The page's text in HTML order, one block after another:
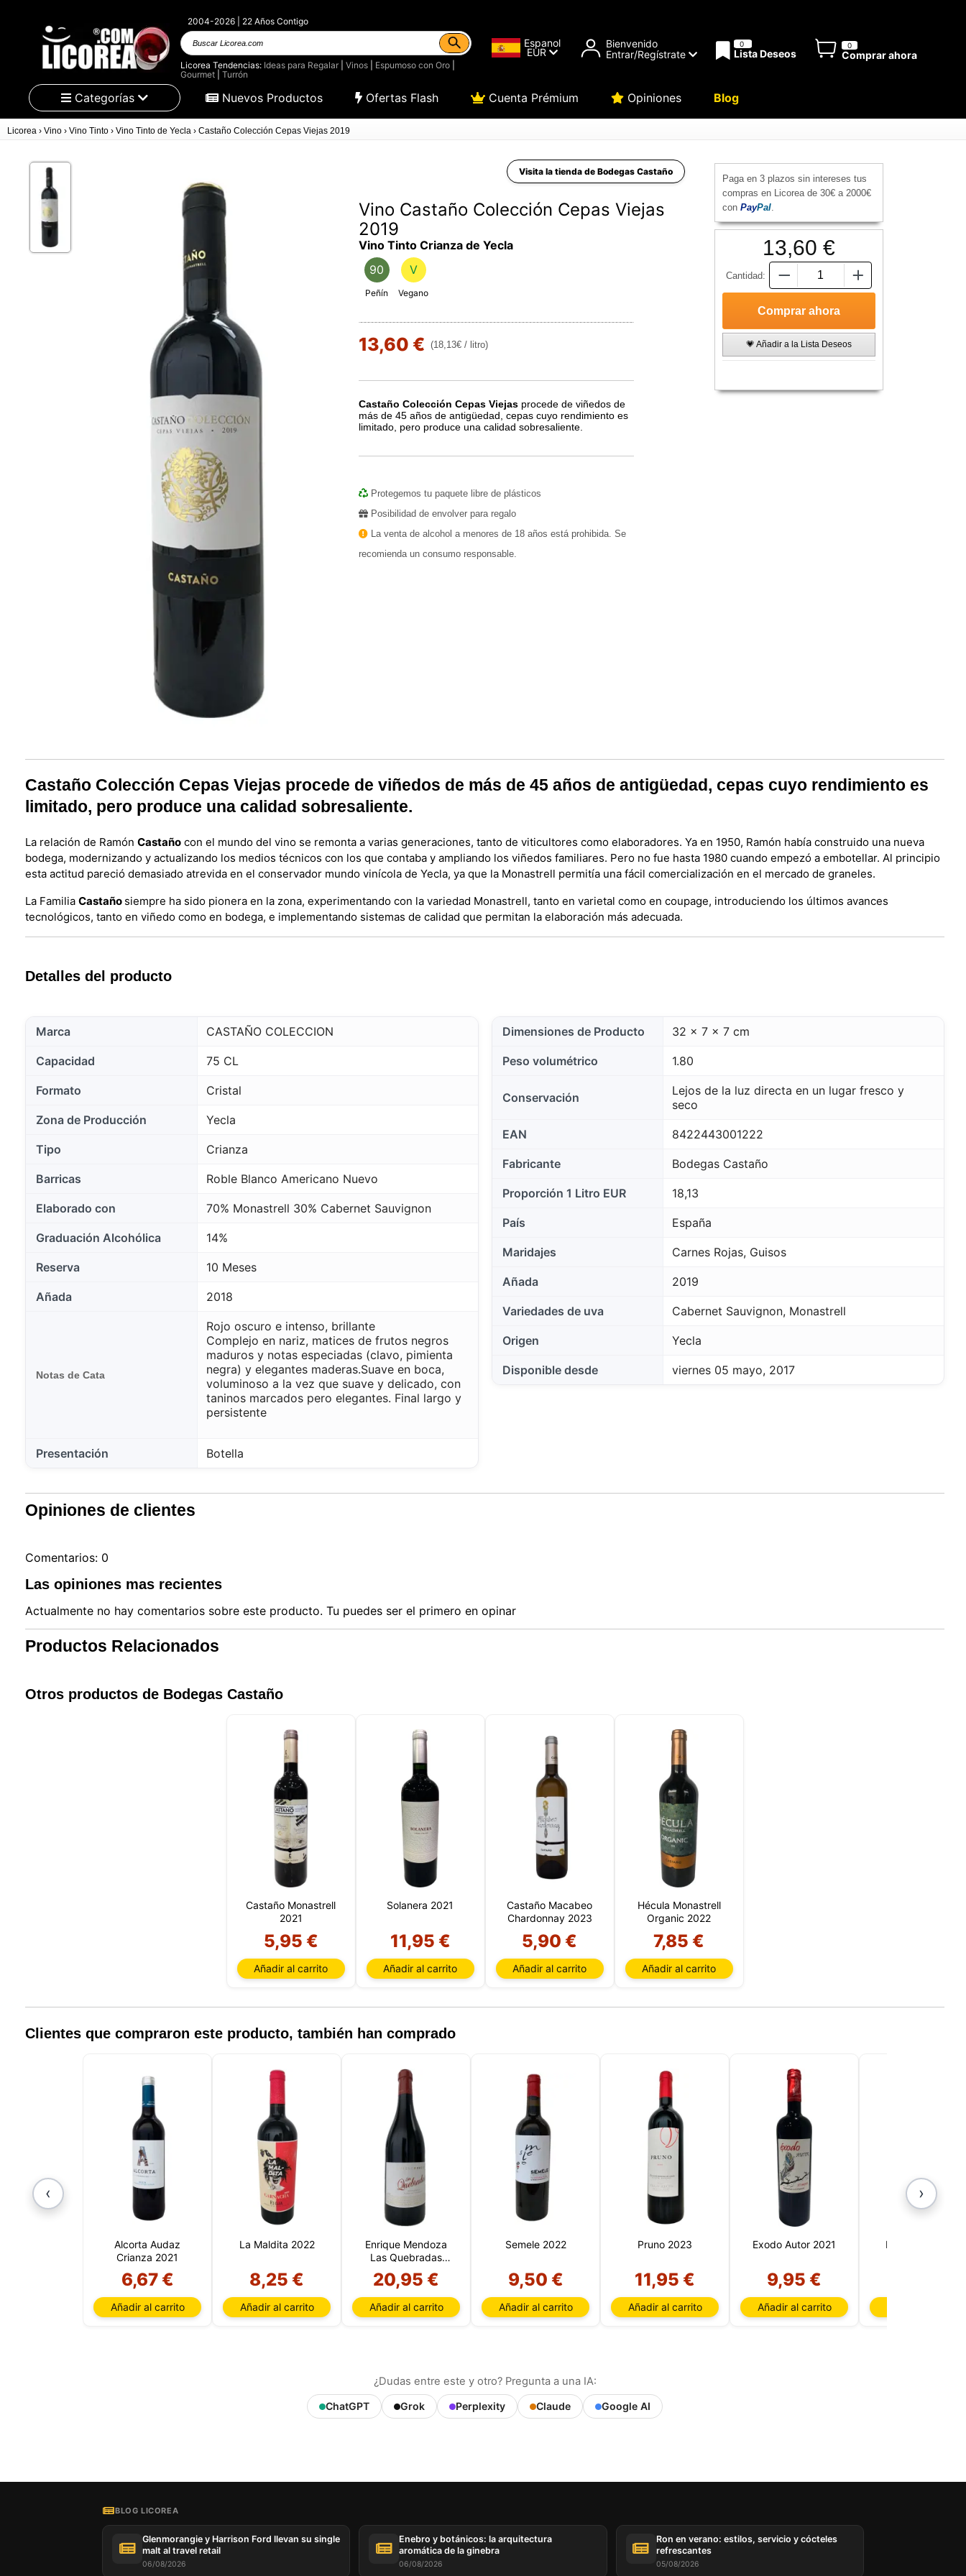
2004-2026 | 22 Años Contigo
Buscar Licorea.com
Licorea Tendencias: Ideas para Regalar| Vinos| Espumoso con Oro|
Gourmet| Turrón
Espanol
EUR
Bienvenido
Entrar/Regístrate
0
Lista Deseos
0
Comprar ahora
Categorías Nuevos Productos Ofertas Flash Cuenta Prémium Opiniones Blog
Licorea › Vino › Vino Tinto › Vino Tinto de Yecla › Castaño Colección Cepas Viejas 2019
Visita la tienda de Bodegas Castaño
Vino Castaño Colección Cepas Viejas
2019
Vino Tinto Crianza de Yecla
90
Peñín
V
Vegano
13,60 € (18,13€ / litro)
Castaño Colección Cepas Viejasprocede de viñedos de
más de 45 años de antigüedad, cepas cuyo rendimiento es
limitado, pero produce una calidad sobresaliente.
Protegemos tu paquete libre de plásticos
Posibilidad de envolver para regalo
La venta de alcohol a menores de 18 años está prohibida. Se
recomienda un consumo responsable.
Paga en 3 plazos sin intereses tus
compras en Licorea de 30€ a 2000€
con PayPal.
13,60 €
Cantidad:
💗 Añadir a la Lista Deseos
Castaño Colección Cepas Viejas procede de viñedos de más de 45 años de antigüedad, cepas cuyo rendimiento es
limitado, pero produce una calidad sobresaliente.
La relación de Ramón Castaño con el mundo del vino se remonta a varias generaciones, tanto de viticultores como elaboradores. Ya en 1950, Ramón había construido una nueva
bodega, modernizando y actualizando los medios técnicos con los que contaba y ampliando los viñedos familiares. Pero no fue hasta 1980 cuando empezó a embotellar. Al principio
esta actitud pareció demasiado atrevida en el conservador mundo vinícola de Yecla, ya que la Monastrell permitía una fácil comercialización en el mercado de graneles.
La Familia Castaño siempre ha sido pionera en la zona, experimentando con la variedad Monastrell, tanto en varietal como en coupage, introduciendo los últimos avances
tecnológicos, tanto en viñedo como en bodega, e implementando sistemas de calidad que permitan la elaboración más adecuada.
Detalles del producto
Marca CASTAÑO COLECCION
Capacidad 75 CL
Formato Cristal
Zona de Producción Yecla
Tipo Crianza
Barricas Roble Blanco Americano Nuevo
Elaborado con 70% Monastrell 30% Cabernet Sauvignon
Graduación Alcohólica 14%
Reserva 10 Meses
Añada 2018
Notas de Cata
Rojo oscuro e intenso, brillante
Complejo en nariz, matices de frutos negros
maduros y notas especiadas (clavo, pimienta
negra) y elegantes maderas.Suave en boca,
voluminoso a la vez que suave y delicado, con
taninos marcados pero elegantes. Final largo y
persistente
Presentación Botella
Dimensiones de Producto 32 x 7 x 7 cm
Peso volumétrico 1.80
Conservación
Lejos de la luz directa en un lugar fresco y
seco
EAN 8422443001222
Fabricante Bodegas Castaño
Proporción 1 Litro EUR 18,13
País España
Maridajes Carnes Rojas, Guisos
Añada 2019
Variedades de uva Cabernet Sauvignon, Monastrell
Origen Yecla
Disponible desde viernes 05 mayo, 2017
Opiniones de clientes
Comentarios: 0
Las opiniones mas recientes
Actualmente no hay comentarios sobre este producto. Tu puedes ser el primero en opinar
Productos Relacionados
Otros productos de Bodegas Castaño
Castaño Monastrell
2021
5,95 €
Añadir al carrito
Solanera 2021
11,95 €
Añadir al carrito
Castaño Macabeo
Chardonnay 2023
5,90 €
Añadir al carrito
Hécula Monastrell
Organic 2022
7,85 €
Añadir al carrito
Clientes que compraron este producto, también han comprado
‹
Alcorta Audaz
Crianza 2021
6,67 €
Añadir al carrito
La Maldita 2022
8,25 €
Añadir al carrito
Enrique Mendoza
Las Quebradas
Crianza 2021
20,95 €
Añadir al carrito
Semele 2022
9,50 €
Añadir al carrito
Pruno 2023
11,95 €
Añadir al carrito
Exodo Autor 2021
9,95 €
Añadir al carrito
Madame Bobalu
›
¿Dudas entre este y otro? Pregunta a una IA:
ChatGPT Grok Perplexity Claude Google AI
BLOG LICOREA
Glenmorangie y Harrison Ford llevan su single
malt al travel retail
06/08/2026
Enebro y botánicos: la arquitectura
aromática de la ginebra
06/08/2026
Ron en verano: estilos, servicio y cócteles
refrescantes
05/08/2026
Este sitio web utiliza cookies
información en su navegador y en su dispositivo. La información procesada
por estas tecnologías incluye datos relacionados con su cuenta de usuario,
detalles de la sesión) e historial de navegación. Utilizamos esta información
para diversos fines: por ejemplo, para acceder a su cuenta y recordar su
carrito de la compra, mantener la seguridad, recordar las elecciones del
usuario, mejorar nuestro sitio web y, por último, con fines de marketing.
cookies necesarias. Puede personalizar su elección y seleccionar las